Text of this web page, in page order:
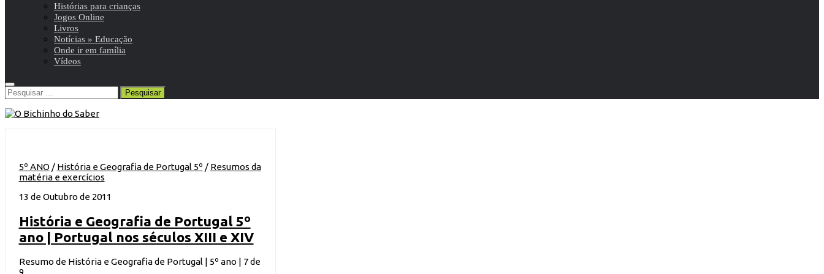
Histórias para crianças
Jogos Online
Livros
Notícias » Educação
Onde ir em família
Vídeos
Pesquisar
por:
5º ANO / História e Geografia de Portugal 5º / Resumos da
matéria e exercícios
13 de Outubro de 2011
História e Geografia de Portugal 5º
ano | Portugal nos séculos XIII e XIV
Resumo de História e Geografia de Portugal | 5º ano | 7 de